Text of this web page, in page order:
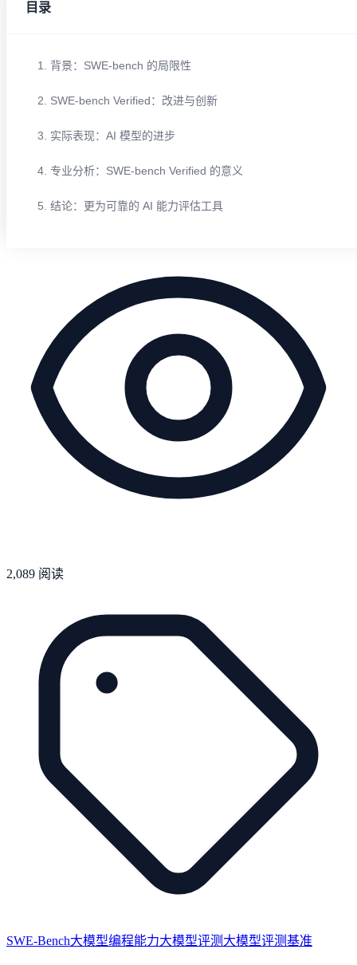
目录
1. 背景：SWE-bench 的局限性
2. SWE-bench Verified：改进与创新
3. 实际表现：AI 模型的进步
4. 专业分析：SWE-bench Verified 的意义
5. 结论：更为可靠的 AI 能力评估工具
2025/08/11 16:54:15
2,089 阅读
SWE-Bench大模型编程能力大模型评测 大模型评测基准